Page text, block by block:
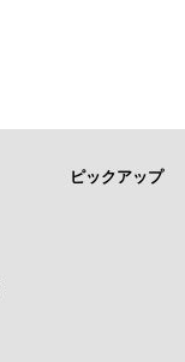
ピックアップ